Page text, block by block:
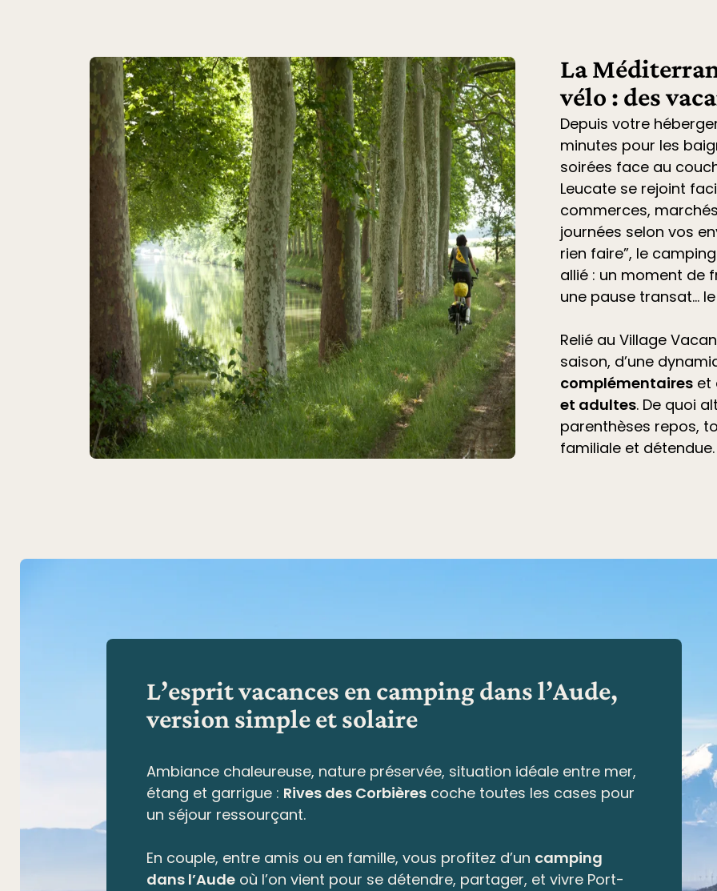
La
vélo : des
Depuis votre
minutes pour les
soirées face au
Leucate se rejoint
commerces,
journées selon vos
rien faire”, le
allié : un moment de
une pause transat…
Relié au Village
saison, d’une
complémentaires et
et adultes. De quoi
parenthèses repos,
familiale et détendue.
L’esprit vacances en camping dans l’Aude,
version simple et solaire
Ambiance chaleureuse, nature préservée, situation idéale entre mer,
étang et garrigue : Rives des Corbièrescoche toutes les cases pour
un séjour ressourçant.
En couple, entre amis ou en famille, vous profitez d’un camping
dans l’Audeoù l’on vient pour se détendre, partager, et vivre Port-